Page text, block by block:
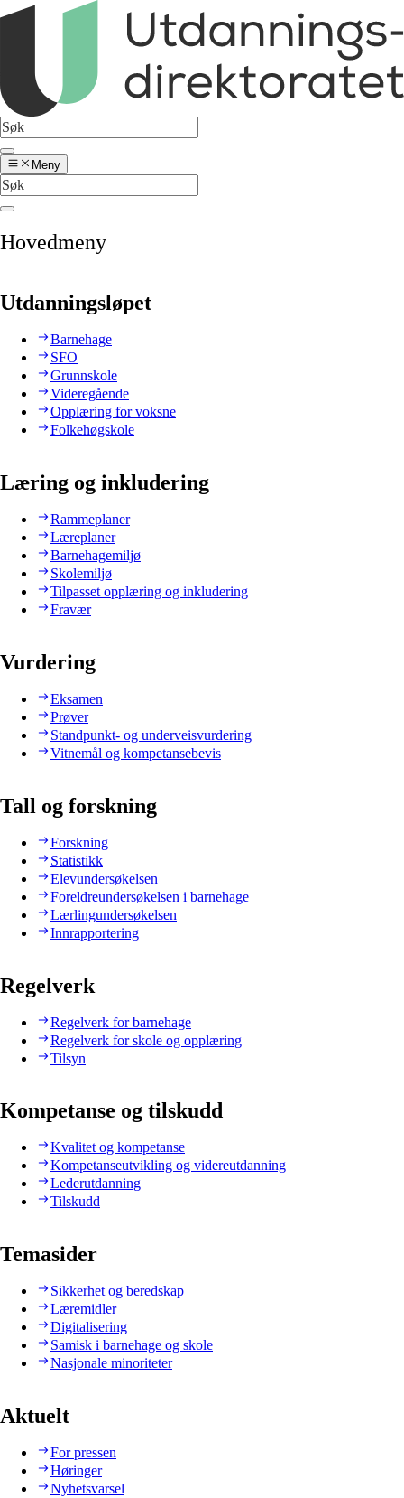
Meny
Hovedmeny
Utdanningsløpet
Barnehage
SFO
Grunnskole
Videregående
Opplæring for voksne
Folkehøgskole
Læring og inkludering
Rammeplaner
Læreplaner
Barnehagemiljø
Skolemiljø
Tilpasset opplæring og inkludering
Fravær
Vurdering
Eksamen
Prøver
Standpunkt- og underveisvurdering
Vitnemål og kompetansebevis
Tall og forskning
Forskning
Statistikk
Elevundersøkelsen
Foreldreundersøkelsen i barnehage
Lærlingundersøkelsen
Innrapportering
Regelverk
Regelverk for barnehage
Regelverk for skole og opplæring
Tilsyn
Kompetanse og tilskudd
Kvalitet og kompetanse
Kompetanseutvikling og videreutdanning
Lederutdanning
Tilskudd
Temasider
Sikkerhet og beredskap
Læremidler
Digitalisering
Samisk i barnehage og skole
Nasjonale minoriteter
Aktuelt
For pressen
Høringer
Nyhetsvarsel